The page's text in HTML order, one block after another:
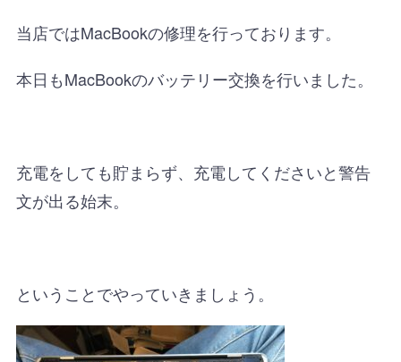
当店ではMacBookの修理を行っております。
本日もMacBookのバッテリー交換を行いました。
充電をしても貯まらず、充電してくださいと警告
文が出る始末。
ということでやっていきましょう。